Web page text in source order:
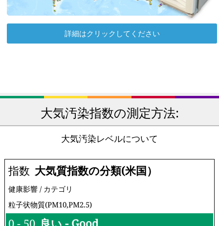
詳細はクリックしてください
大気汚染指数の測定方法:
大気汚染レベルについて
指数 大気質指数の分類(米国）
健康影響 / カテゴリ
粒子状物質(PM10,PM2.5)